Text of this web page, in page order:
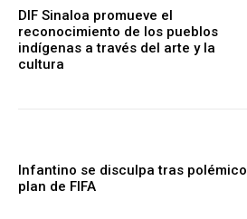
DIF Sinaloa promueve el
reconocimiento de los pueblos
indígenas a través del arte y la
cultura
Infantino se disculpa tras polémico
plan de FIFA